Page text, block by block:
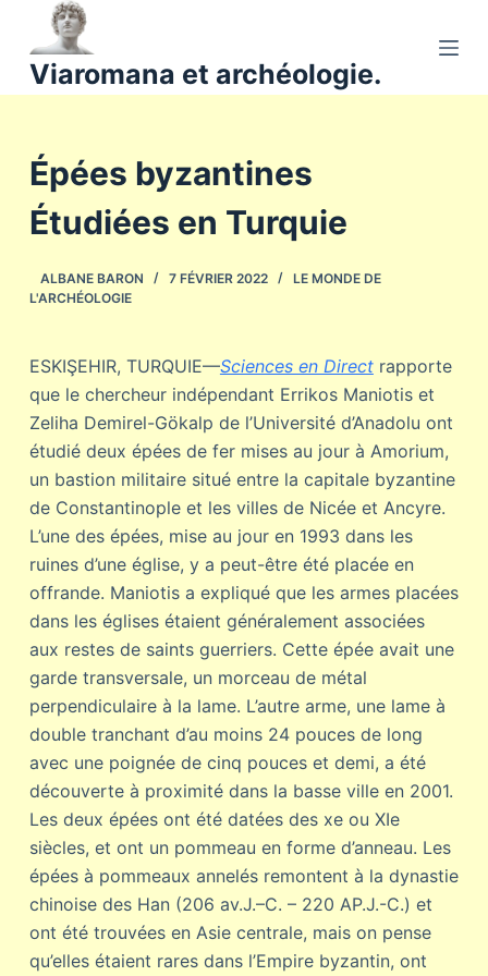
a
n
e
n
u
Viaromana et archéologie.
Épées byzantines
Étudiées en Turquie
ALBANE BARON 7 FÉVRIER 2022
LE MONDE DE
L'ARCHÉOLOGIE
ESKIŞEHIR, TURQUIE—Sciences en Directrapporte
que le chercheur indépendant Errikos Maniotis et
Zeliha Demirel-Gökalp de l’Université d’Anadolu ont
étudié deux épées de fer mises au jour à Amorium,
un bastion militaire situé entre la capitale byzantine
de Constantinople et les villes de Nicée et Ancyre.
L’une des épées, mise au jour en 1993 dans les
ruines d’une église, y a peut-être été placée en
offrande. Maniotis a expliqué que les armes placées
dans les églises étaient généralement associées
aux restes de saints guerriers. Cette épée avait une
garde transversale, un morceau de métal
perpendiculaire à la lame. L’autre arme, une lame à
double tranchant d’au moins 24 pouces de long
avec une poignée de cinq pouces et demi, a été
découverte à proximité dans la basse ville en 2001.
Les deux épées ont été datées des xe ou XIe
siècles, et ont un pommeau en forme d’anneau. Les
épées à pommeaux annelés remontent à la dynastie
chinoise des Han (206 av.J.–C. – 220 AP.J.-C.) et
ont été trouvées en Asie centrale, mais on pense
qu’elles étaient rares dans l’Empire byzantin, ont